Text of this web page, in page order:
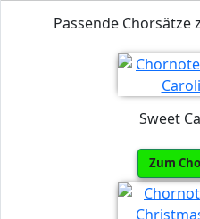
Passende Chorsätze
Sweet
Zum